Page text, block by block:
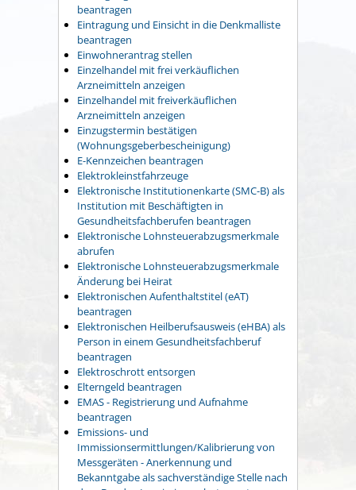
beantragen
Eintragung und Einsicht in die Denkmalliste
beantragen
Einwohnerantrag stellen
Einzelhandel mit frei verkäuflichen
Arzneimitteln anzeigen
Einzelhandel mit freiverkäuflichen
Arzneimitteln anzeigen
Einzugstermin bestätigen
(Wohnungsgeberbescheinigung)
E-Kennzeichen beantragen
Elektrokleinstfahrzeuge
Elektronische Institutionenkarte (SMC-B) als
Institution mit Beschäftigten in
Gesundheitsfachberufen beantragen
Elektronische Lohnsteuerabzugsmerkmale
abrufen
Elektronische Lohnsteuerabzugsmerkmale
Änderung bei Heirat
Elektronischen Aufenthaltstitel (eAT)
beantragen
Elektronischen Heilberufsausweis (eHBA) als
Person in einem Gesundheitsfachberuf
beantragen
Elektroschrott entsorgen
Elterngeld beantragen
EMAS - Registrierung und Aufnahme
beantragen
Emissions- und
Immissionsermittlungen/Kalibrierung von
Messgeräten - Anerkennung und
Bekanntgabe als sachverständige Stelle nach